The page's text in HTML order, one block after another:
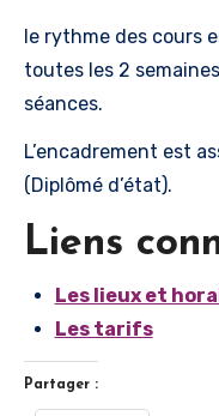
le rythme des cours
toutes les 2
séances.
L’encadrement est
(Diplômé d’état).
Liens
Les lieux et
Les tarifs
Partager :